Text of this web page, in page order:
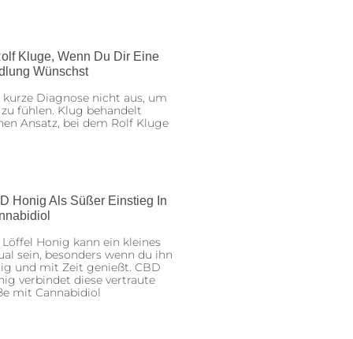
Kluge, Wenn Du Dir Eine
Wünschst
Diagnose nicht aus, um
fühlen. Klug behandelt
Ansatz, bei dem Rolf Kluge
Honig Als Süßer Einstieg In
Löffel Honig kann ein kleines
sein, besonders wenn du ihn
und mit Zeit genießt. CBD
verbindet diese vertraute
mit Cannabidiol